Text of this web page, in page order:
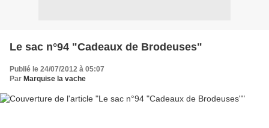
Le sac n°94 "Cadeaux de Brodeuses"
Publié le 24/07/2012 à 05:07
Par Marquise la vache